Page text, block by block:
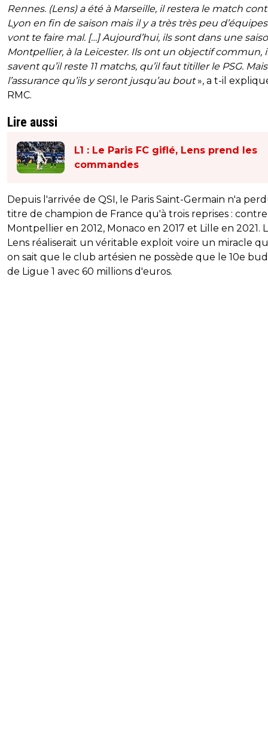
Rennes. (Lens) a été à Marseille, il restera le match
Lyon en fin de saison mais il y a très très peu
vont te faire mal. […] Aujourd’hui, ils sont dans une
Montpellier, à la Leicester. Ils ont un objectif commun,
savent qu’il reste 11 matchs, qu’il faut titiller le PSG. Mais
l’assurance qu’ils y seront jusqu’au bout», a t-il
RMC.
Lire aussi
L1 : Le Paris FC giflé, Lens prend les
commandes
Depuis l'arrivée de QSI, le Paris Saint-Germain n'a
titre de champion de France qu'à trois reprises : contre
Montpellier en 2012, Monaco en 2017 et Lille en 2021.
Lens réaliserait un véritable exploit voire un miracle
on sait que le club artésien ne possède que le 10e
de Ligue 1 avec 60 millions d'euros.